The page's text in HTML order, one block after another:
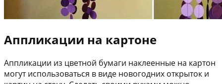
Аппликации на картоне
Аппликации из цветной бумаги наклеенные на картон
могут использоваться в виде новогодних открыток и